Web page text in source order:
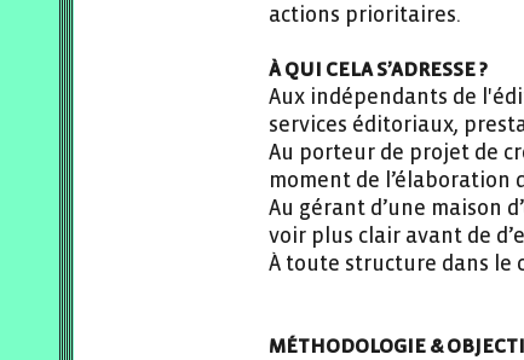
actions prioritaires.
À QUI CELA S’ADRESSE ?
Aux indépendants de
services éditoriaux,
Au porteur de projet de
moment de
Au gérant d’une maison
voir plus clair avant de
À toute structure dans le
MÉTHODOLOGIE &